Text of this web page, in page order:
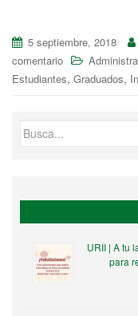
5 septiembre, 2018
comentario
Estudiantes, Graduados,
Buscar:
URII | A tu
para